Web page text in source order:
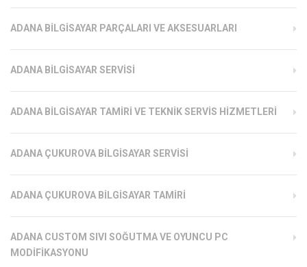
ADANA BILGISAYAR PARÇALARI VE AKSESUARLARI
ADANA BILGISAYAR SERVISI
ADANA BILGISAYAR TAMIRI VE TEKNIK SERVIS HIZMETLERI
ADANA ÇUKUROVA BILGISAYAR SERVISI
ADANA ÇUKUROVA BILGISAYAR TAMIRI
ADANA CUSTOM SIVI SOĞUTMA VE OYUNCU PC
MODIFIKASYONU